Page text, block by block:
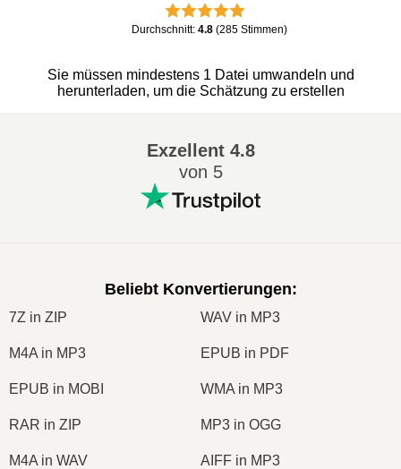
Durchschnitt: 4.8 (285 Stimmen)
Sie müssen mindestens 1 Datei umwandeln und
herunterladen, um die Schätzung zu erstellen
Exzellent4.8
von 5
Beliebt Konvertierungen:
7Z in ZIP WAV in MP3
M4A in MP3 EPUB in PDF
EPUB in MOBI WMA in MP3
RAR in ZIP MP3 in OGG
M4A in WAV AIFF in MP3